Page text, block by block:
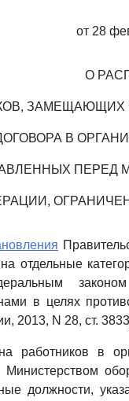
от 28
О
В
ПЕРЕД
отдельные
в целях
2013, N 28, ст.
работников в
Министерством
должности,